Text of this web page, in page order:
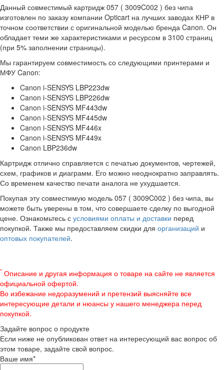
Данный совместимый картридж 057 ( 3009C002 ) без чипа
изготовлен по заказу компании Opticart на лучших заводах КНР в
точном соответствии с оригинальной моделью бренда Canon. Он
обладает теми же характеристиками и ресурсом в 3100 страниц
(при 5% заполнении страницы).
Мы гарантируем совместимость со следующими принтерами и
МФУ Canon:
Canon i-SENSYS LBP223dw
Canon i-SENSYS LBP226dw
Canon i-SENSYS MF443dw
Canon i-SENSYS MF445dw
Canon i-SENSYS MF446x
Canon i-SENSYS MF449x
Canon LBP236dw
Картридж отлично справляется с печатью документов, чертежей,
схем, графиков и диаграмм. Его можно неоднократно заправлять.
Со временем качество печати аналога не ухудшается.
Покупая эту совместимую модель 057 ( 3009C002 ) без чипа, вы
можете быть уверены в том, что совершаете сделку по выгодной
цене. Ознакомьтесь с условиями оплаты и доставки перед
покупкой. Также мы предоставляем скидки для организаций и
оптовых покупателей.
* Описание и другая информация о товаре на сайте не является
официальной офертой.
Во избежание недоразумений и претензий выясняйте все
интересующие детали и нюансы у нашего менеджера перед
покупкой.
Задайте вопрос о продукте
Если ниже не опубликован ответ на интересующий вас вопрос об
этом товаре, задайте свой вопрос.
Ваше имя*